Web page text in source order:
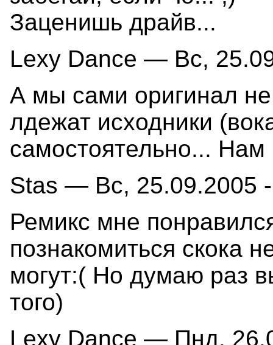
Заценишь драйв...
Lexy Dance — Вс,
А мы сами оригинал
лдежат исходники
самостоятельно... Нам
Stas — Вс, 25.09.2005
Ремикс мне
познакомиться скока
могут:( Но думаю раз
того)
Lexy Dance — Пнд,